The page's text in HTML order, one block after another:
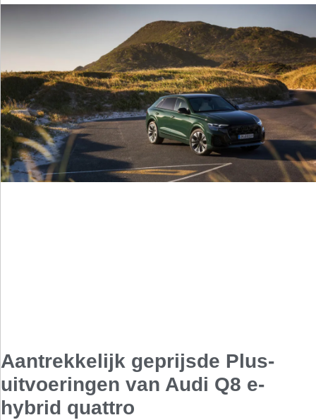
Aantrekkelijk geprijsde Plus-
uitvoeringen van Audi Q8 e-
hybrid quattro